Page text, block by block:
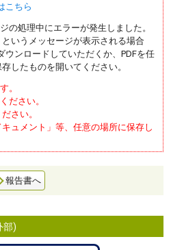
こちら
の処理中にエラーが発生しました。
いうメッセージが表示される場合
ウンロードしていただくか、PDFを任
したものを開いてください。
。
ださい。
さい。
ュメント」等、任意の場所に保存し
報告書へ
部)